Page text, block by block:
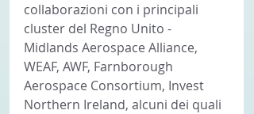
collaborazioni con i principali
cluster del Regno Unito -
Midlands Aerospace Alliance,
WEAF, AWF, Farnborough
Aerospace Consortium, Invest
Northern Ireland, alcuni dei quali